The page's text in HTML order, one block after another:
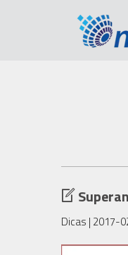
Dicas | 2017-